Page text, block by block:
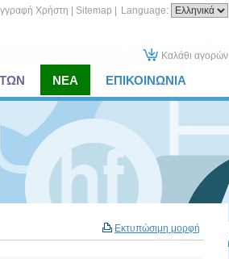
Language:
Χρήστη Sitemap
Καλάθι αγορών
ΝΕΑ ΕΠΙΚΟΙΝΩΝΙΑ
Εκτυπώσιμη μορφή